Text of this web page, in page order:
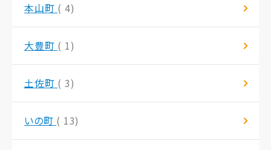
本山町 ( 4)
大豊町 ( 1)
土佐町 ( 3)
いの町 ( 13)